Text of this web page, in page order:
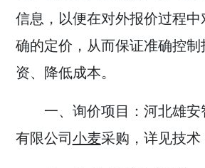
信息，以便在对外报价过程中
确的定价，从而保证准确控
资、降低成本。
一、询价项目： 河北雄安
有限公司 小麦采购，详见技术